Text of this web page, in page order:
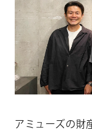
個人のお客
法人のお客
Amuse
アミューズの財